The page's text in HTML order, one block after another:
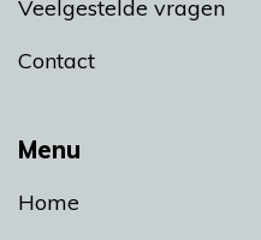
Menu
Home
Veelgestelde vragen
Contact